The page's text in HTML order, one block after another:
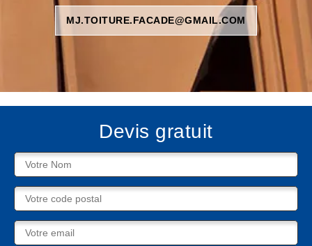
MJ.TOITURE.FACADE@GMAIL.COM
Devis gratuit